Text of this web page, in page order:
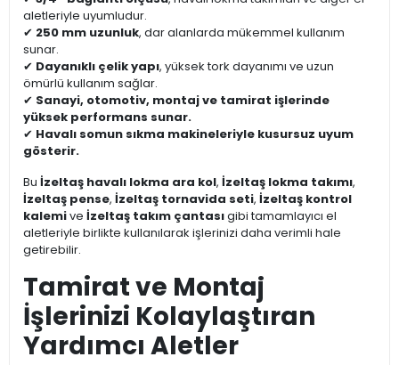
aletleriyle uyumludur.
✔ 250 mm uzunluk, dar alanlarda mükemmel kullanım
sunar.
✔ Dayanıklı çelik yapı, yüksek tork dayanımı ve uzun
ömürlü kullanım sağlar.
✔ Sanayi, otomotiv, montaj ve tamirat işlerinde
yüksek performans sunar.
✔ Havalı somun sıkma makineleriyle kusursuz uyum
gösterir.
Bu İzeltaş havalı lokma ara kol, İzeltaş lokma takımı,
İzeltaş pense, İzeltaş tornavida seti, İzeltaş kontrol
kalemive İzeltaş takım çantasıgibi tamamlayıcı el
aletleriyle birlikte kullanılarak işlerinizi daha verimli hale
getirebilir.
Tamirat ve Montaj
İşlerinizi Kolaylaştıran
Yardımcı Aletler